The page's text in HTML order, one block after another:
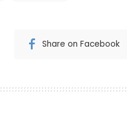
Share on Facebook